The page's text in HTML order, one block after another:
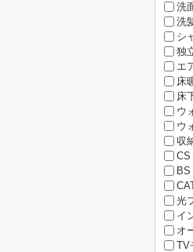
洗
洗
シ
独
エ
床
床
ウ
ウ
収
CS
BS
光
イ
オ
TV